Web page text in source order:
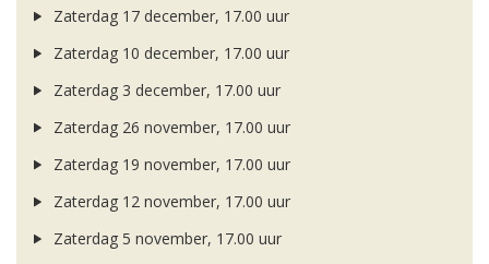
Zaterdag 17 december, 17.00 uur
Zaterdag 10 december, 17.00 uur
Zaterdag 3 december, 17.00 uur
Zaterdag 26 november, 17.00 uur
Zaterdag 19 november, 17.00 uur
Zaterdag 12 november, 17.00 uur
Zaterdag 5 november, 17.00 uur